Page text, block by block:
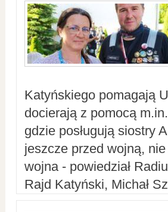
Katyńskiego pomagają
docierają z pomocą
gdzie posługują siostry
jeszcze przed wojną,
wojna - powiedział
Rajd Katyński, Michał